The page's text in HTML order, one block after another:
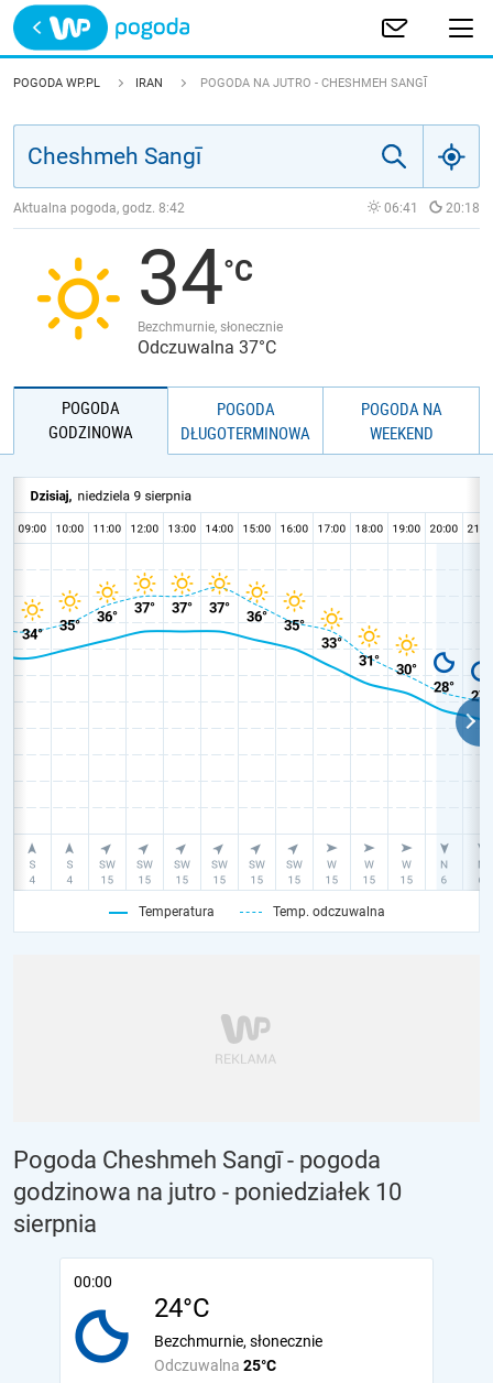
Trwa ładowanie
POLSKA
JAKOŚĆ POWIETRZA
POGODA WP.PL IRAN POGODA NA JUTRO - CHESHMEH SANGĪ
Aktualna pogoda, godz. 8:42 06:41 20:18
34
Bezchmurnie, słonecznie
Odczuwalna 37°C
POGODA
GODZINOWA
POGODA
DŁUGOTERMINOWA
POGODA NA
WEEKEND
Temperatura Temp. odczuwalna
Pogoda Cheshmeh Sangī - pogoda
godzinowa na jutro - poniedziałek 10
sierpnia
00:00
24°C
Odczuwalna 25°C
Bezchmurnie, słonecznie